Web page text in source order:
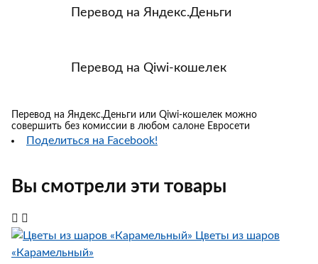
Перевод на Яндекс.Деньги
Перевод на Qiwi-кошелек
Перевод на Яндекс.Деньги или Qiwi-кошелек можно
совершить без комиссии в любом салоне Евросети
Поделиться на Facebook!
Вы смотрели эти товары
Цветы из шаров
«Карамельный»